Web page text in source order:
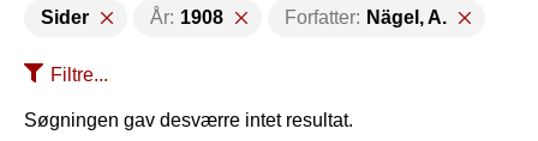
Sider År: 1908 Forfatter: Nägel, A.
Filtre...
Søgningen gav desværre intet resultat.